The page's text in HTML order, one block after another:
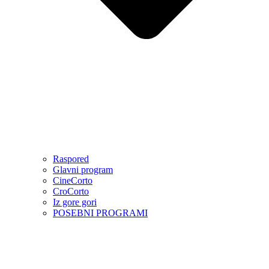
Raspored
Glavni program
CineCorto
CroCorto
Iz gore gori
POSEBNI PROGRAMI